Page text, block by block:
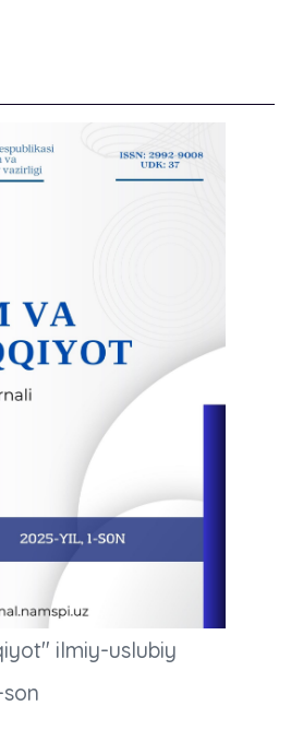
ilmiy-uslubiy